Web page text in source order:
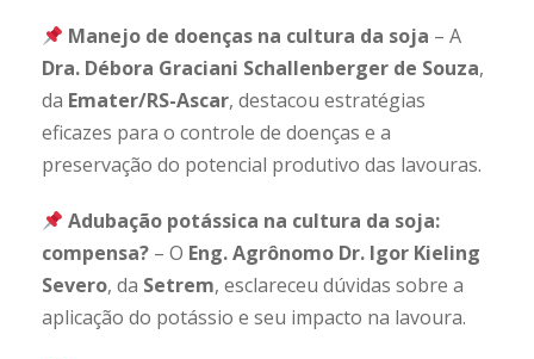
Manejo de doenças na cultura da soja – A
Dra. Débora Graciani Schallenberger de Souza,
da Emater/RS-Ascar, destacou estratégias
eficazes para o controle de doenças e a
preservação do potencial produtivo das lavouras.
Adubação potássica na cultura da soja:
compensa? – O Eng. Agrônomo Dr. Igor Kieling
Severo, da Setrem, esclareceu dúvidas sobre a
aplicação do potássio e seu impacto na lavoura.